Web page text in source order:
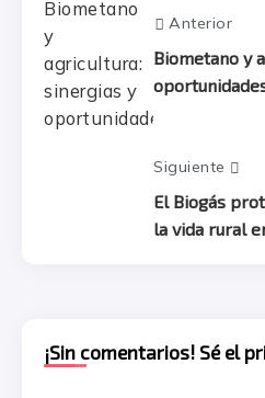
Anterior
Biometano y
Siguiente
El Biogás
la vida rural
¡Sin comentarios! Sé el